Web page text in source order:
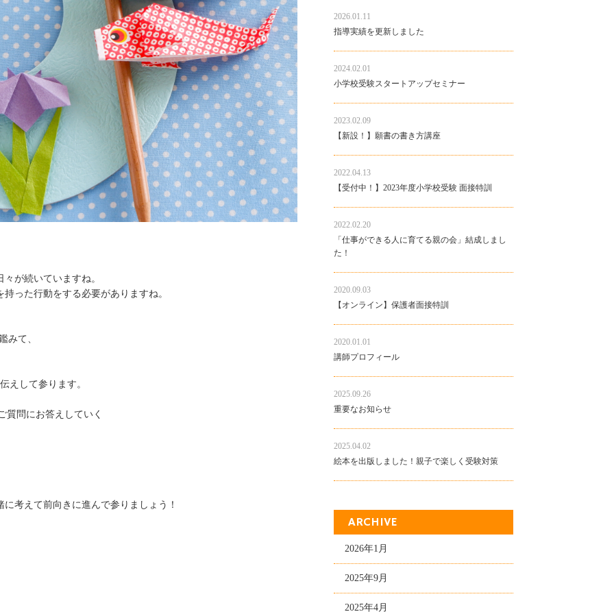
が続いていますね。
った行動をする必要がありますね。
みて、
えして参ります。
質問にお答えしていく
に考えて前向きに進んで参りましょう！
2026.01.11
指導実績を更新しました
2024.02.01
小学校受験スタートアップセミナー
2023.02.09
【新設！】願書の書き方講座
2022.04.13
【受付中！】2023年度小学校受験 面接特訓
2022.02.20
「仕事ができる人に育てる親の会」結成しまし
た！
2020.09.03
【オンライン】保護者面接特訓
2020.01.01
講師プロフィール
2025.09.26
重要なお知らせ
2025.04.02
絵本を出版しました！親子で楽しく受験対策
ARCHIVE
2026年1月
2025年9月
2025年4月